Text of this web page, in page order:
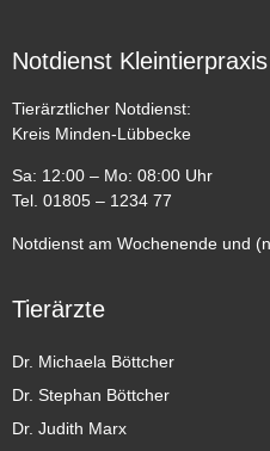
Notdienst Kleintierpraxis
Tierärztlicher Notdienst:
Kreis Minden-Lübbecke
Sa: 12:00 – Mo: 08:00 Uhr
Tel. 01805 – 1234 77
Notdienst am Wochenende und
Tierärzte
Dr. Michaela Böttcher
Dr. Stephan Böttcher
Dr. Judith Marx